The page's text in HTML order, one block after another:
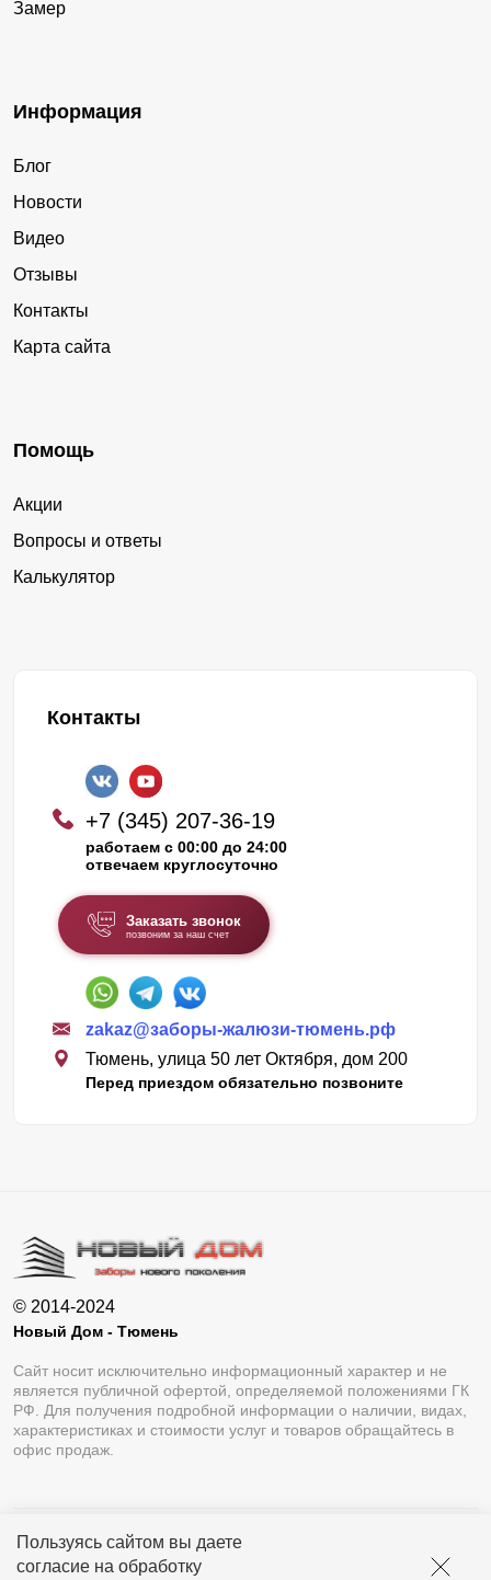
Пользуясь сайтом вы даете
согласие на обработку
Замер
Информация
Блог
Новости
Видео
Отзывы
Контакты
Карта сайта
Помощь
Акции
Вопросы и ответы
Калькулятор
Контакты
+7 (345) 207-36-19
работаем с 00:00 до 24:00
отвечаем круглосуточно
Заказать звонок
позвоним за наш счет
zakaz@заборы-жалюзи-тюмень.рф
Тюмень, улица 50 лет Октября, дом 200
Перед приездом обязательно позвоните
© 2014-2024
Новый Дом - Тюмень
Сайт носит исключительно информационный характер и не
является публичной офертой, определяемой положениями ГК
РФ. Для получения подробной информации о наличии, видах,
характеристиках и стоимости услуг и товаров обращайтесь в
офис продаж.
Разработка сайтаLukevium